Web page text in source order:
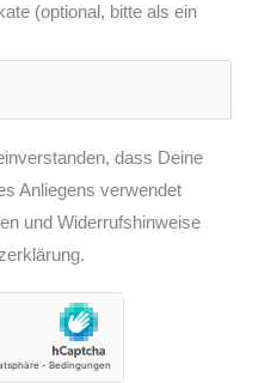
(optional, bitte als ein
dass Deine
Anliegens verwendet
und Widerrufshinweise